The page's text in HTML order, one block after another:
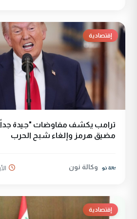
إقتصادية
ترامب يكشف مفاوضات "جيدة
مضيق هرمز وإلغاء شبح الحرب
وكالة نون
إقتصادية